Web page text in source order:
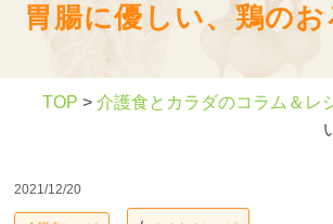
胃腸に優しい、鶏の
TOP > 介護食とカラダのコラム＆レ
2021/12/20